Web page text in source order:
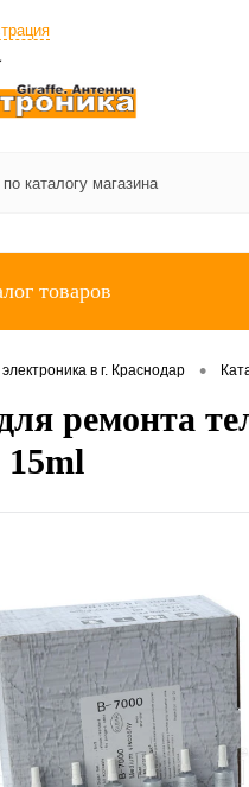
товаров
в г. Краснодар •
ремонта
15ml